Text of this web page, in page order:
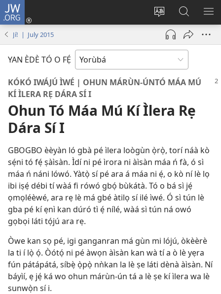
JW.ORG
Yí
èdè
ìkànnì
pa
Wọlé
(opens
window)
Wa
JW.ORG
Jí! | July 2015
YAN ÈDÈ TÓ O FẸ́
KÓKÓ IWÁJÚ ÌWÉ | OHUN MÁRÙN-ÚNTÓ MÁA MÚ
KÍ ÌLERA RẸ DÁRA SÍ I
Ohun Tó Máa Mú Kí Ìlera Rẹ
Dára Sí I
GBOGBO èèyàn ló gbà pé ìlera loògùn ọ̀rọ̀, torí náà kò
sẹ́ni tó fẹ́ ṣàìsàn. Ìdí ni pé ìrora ni àìsàn máa ń fà, ó sì
máa ń náni lówó. Yàtọ̀ sí pé ara á máa ni ẹ́, o kò ní lè lọ
ibi iṣẹ́ débi tí wàá fi rówó gbọ́ bùkátà. Tó o bá sì jẹ́
ọmọléèwé, ara rẹ lè má gbé àtilọ sí ilé ìwé. Ó sì tún lè
gba pé kí ẹnì kan dúró tì ẹ́ nílé, wàá sì tún ná owó
gọbọi láti tọ́jú ara rẹ.
Òwe kan sọ pé, igi ganganran má gùn mi lójú, òkèèrè
la ti í lọ̀ ọ́. Òótọ́ ni pé àwọn àìsàn kan wà tí a ò lè yẹra
fún pátápátá, síbẹ̀ ọ̀pọ̀ nǹkan la lè ṣe láti dènà àìsàn. Ní
báyìí, ẹ jẹ́ ká wo ohun márùn-ún tá a lè ṣe kí ìlera wa lè
sunwọ̀n sí i.